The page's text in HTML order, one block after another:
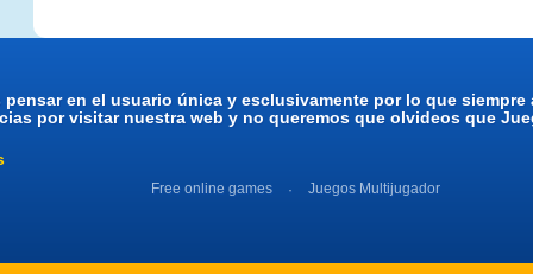
pensar en el usuario única y esclusivamente por lo que
por visitar nuestra web y no queremos que olvideos que
Free online games Juegos Multijugador